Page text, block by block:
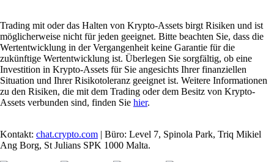
Trading mit oder das Halten von Krypto-Assets birgt Risiken und ist
möglicherweise nicht für jeden geeignet. Bitte beachten Sie, dass die
Wertentwicklung in der Vergangenheit keine Garantie für die
zukünftige Wertentwicklung ist. Überlegen Sie sorgfältig, ob eine
Investition in Krypto-Assets für Sie angesichts Ihrer finanziellen
Situation und Ihrer Risikotoleranz geeignet ist. Weitere Informationen
zu den Risiken, die mit dem Trading oder dem Besitz von Krypto-
Assets verbunden sind, finden Sie hier.
Kontakt: chat.crypto.com | Büro: Level 7, Spinola Park, Triq Mikiel
Ang Borg, St Julians SPK 1000 Malta.